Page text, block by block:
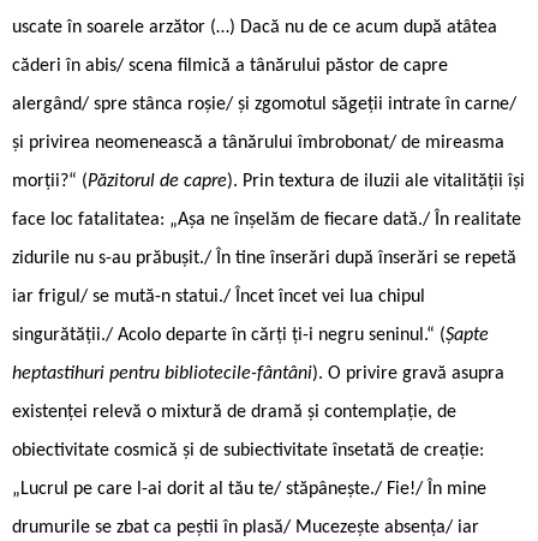
uscate în soarele arzător (…) Dacă nu de ce acum după atâtea
căderi în abis/ scena filmică a tânărului păstor de capre
alergând/ spre stânca roșie/ și zgomotul săgeții intrate în carne/
și privirea neomenească a tânărului îmbrobonat/ de mireasma
morții?“ (Păzitorul de capre). Prin textura de iluzii ale vitalității își
face loc fatalitatea: „Așa ne înșelăm de fiecare dată./ În realitate
zidurile nu s-au prăbușit./ În tine înserări după înserări se repetă
iar frigul/ se mută-n statui./ Încet încet vei lua chipul
singurătății./ Acolo departe în cărți ți-i negru seninul.“ (Șapte
heptastihuri pentru bibliotecile-fântâni). O privire gravă asupra
existenței relevă o mixtură de dramă și contemplație, de
obiectivitate cosmică și de subiectivitate însetată de creație:
„Lucrul pe care l-ai dorit al tău te/ stăpânește./ Fie!/ În mine
drumurile se zbat ca peștii în plasă/ Mucezește absența/ iar